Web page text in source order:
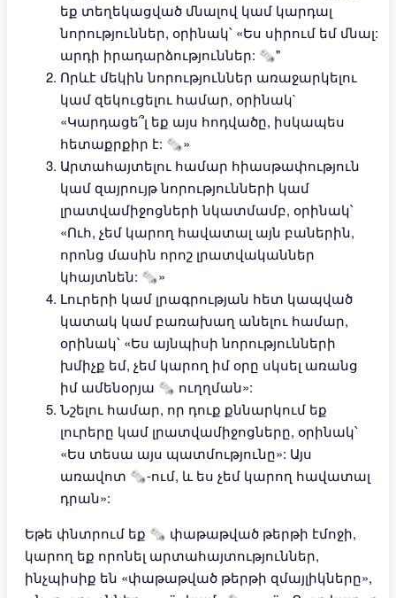
եք տեղեկացված մնալով կամ կարդալ
նորություններ, օրինակ՝ «Ես սիրում եմ մնալ:
արդի իրադարձություններ: 🗞"
Որևէ մեկին նորություններ առաջարկելու
կամ զեկուցելու համար, օրինակ`
«Կարդացե՞լ եք այս հոդվածը, իսկապես
հետաքրքիր է: 🗞»
Արտահայտելու համար հիասթափություն
կամ զայրույթ նորությունների կամ
լրատվամիջոցների նկատմամբ, օրինակ՝
«Ուհ, չեմ կարող հավատալ այն բաներին,
որոնց մասին որոշ լրատվականներ
կհայտնեն: 🗞»
Լուրերի կամ լրագրության հետ կապված
կատակ կամ բառախաղ անելու համար,
օրինակ՝ «Ես այնպիսի նորությունների
խմիչք եմ, չեմ կարող իմ օրը սկսել առանց
իմ ամենօրյա 🗞 ուղղման»:
Նշելու համար, որ դուք քննարկում եք
լուրերը կամ լրատվամիջոցները, օրինակ՝
«Ես տեսա այս պատմությունը»: Այս
առավոտ 🗞-ում, և ես չեմ կարող հավատալ
դրան»:
Եթե փնտրում եք 🗞 փաթաթված թերթի էմոջի,
կարող եք որոնել արտահայտություններ,
ինչպիսիք են «փաթաթված թերթի զմայլիկները»,